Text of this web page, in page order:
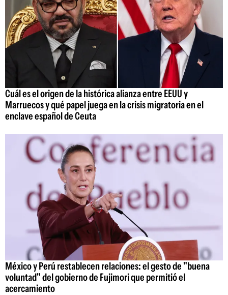
Cuál es el origen de la histórica alianza entre EEUU y
Marruecos y qué papel juega en la crisis migratoria en el
enclave español de Ceuta
México y Perú restablecen relaciones: el gesto de "buena
voluntad" del gobierno de Fujimori que permitió el
acercamiento